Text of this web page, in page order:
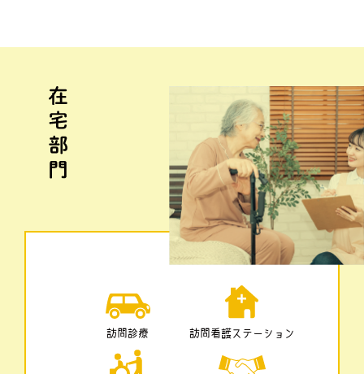
訪問診療 訪問看護ステーション